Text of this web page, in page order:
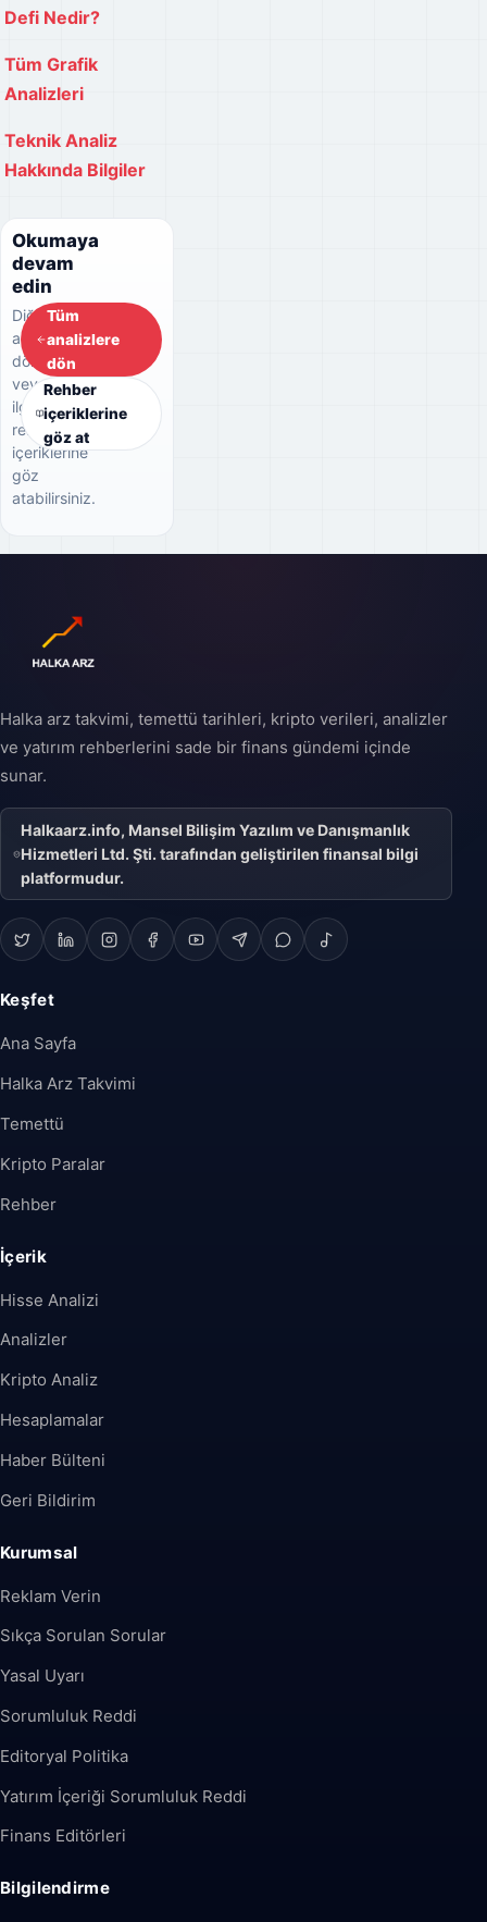
Defi Nedir?
Tüm Grafik
Analizleri
Teknik Analiz
Hakkında Bilgiler
Okumaya
devam
edin
Diğer
analizlere
dönebilir
veya
ilgili
rehber
içeriklerine
göz
atabilirsiniz.
Tüm
analizlere
dön
Rehber
içeriklerine
göz at
Halka arz takvimi, temettü tarihleri, kripto verileri, analizler
ve yatırım rehberlerini sade bir finans gündemi içinde
sunar.
Halkaarz.info, Mansel Bilişim Yazılım ve Danışmanlık
Hizmetleri Ltd. Şti. tarafından geliştirilen finansal bilgi
platformudur.
Keşfet
Ana Sayfa
Halka Arz Takvimi
Temettü
Kripto Paralar
Rehber
İçerik
Hisse Analizi
Analizler
Kripto Analiz
Hesaplamalar
Haber Bülteni
Geri Bildirim
Kurumsal
Reklam Verin
Sıkça Sorulan Sorular
Yasal Uyarı
Sorumluluk Reddi
Editoryal Politika
Yatırım İçeriği Sorumluluk Reddi
Finans Editörleri
Bilgilendirme